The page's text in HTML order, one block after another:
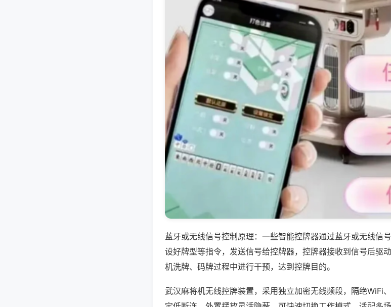
蓝牙或无线信号控制原理：一些智能控牌器通过蓝牙或无线信
设好牌型等指令，发送信号给控牌器，控牌器接收到信号后驱
机洗牌、码牌过程中进行干预，达到控牌目的。
武汉麻将机无线控牌装置，采用独立加密无线频段，隔绝WiFi